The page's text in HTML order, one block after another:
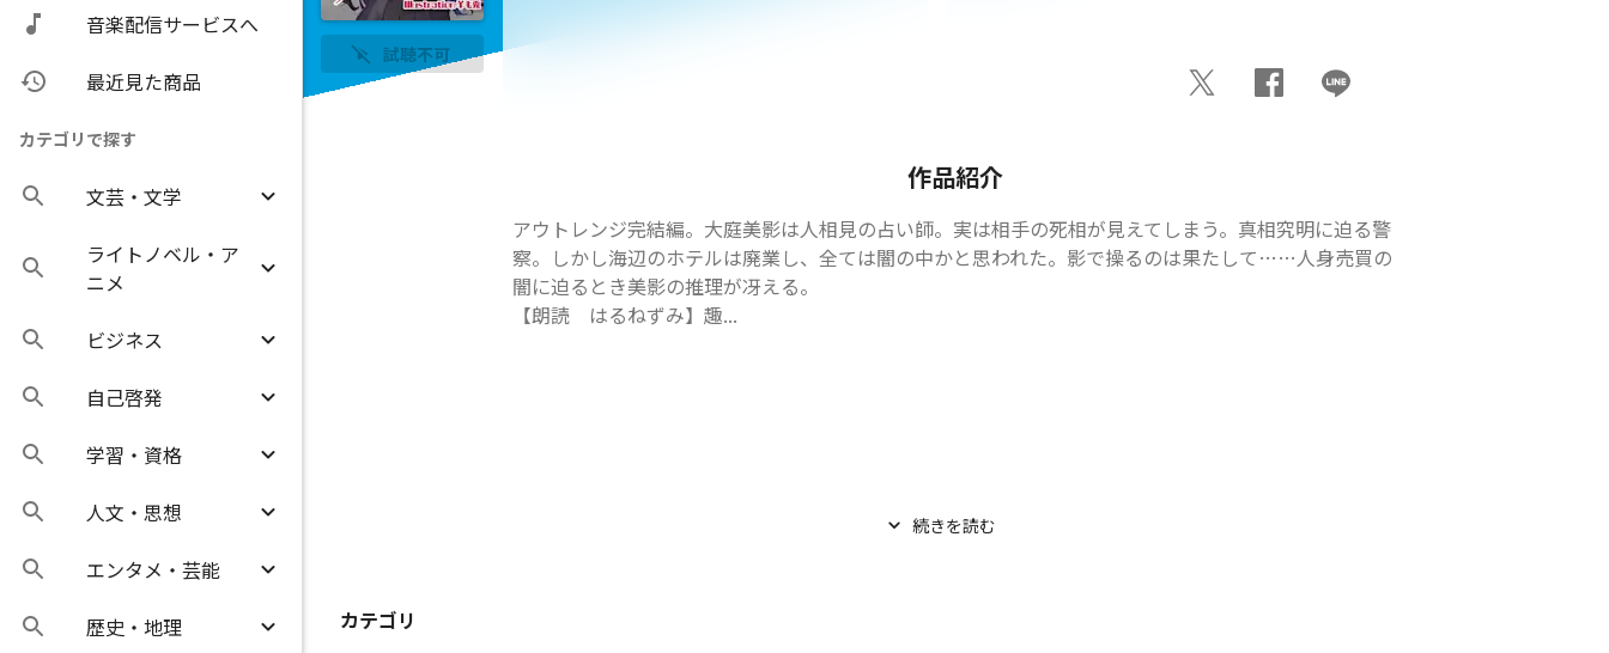
音楽配信サービスへ
最近見た商品
カテゴリで探す
文芸・文学
ライトノベル・ア
ニメ
ビジネス
自己啓発
学習・資格
人文・思想
エンタメ・芸能
歴史・地理
試聴不可
作品紹介
アウトレンジ完結編。大庭美影は人相見の占い師。実は相手の死相が見えてしまう。真相究明に迫る警
察。しかし海辺のホテルは廃業し、全ては闇の中かと思われた。影で操るのは果たして……人身売買の
闇に迫るとき美影の推理が冴える。
【朗読　はるねずみ】趣...
続きを読む
カテゴリ